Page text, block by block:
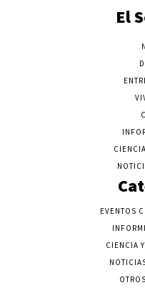
El
EVENTOS
CIENCIA